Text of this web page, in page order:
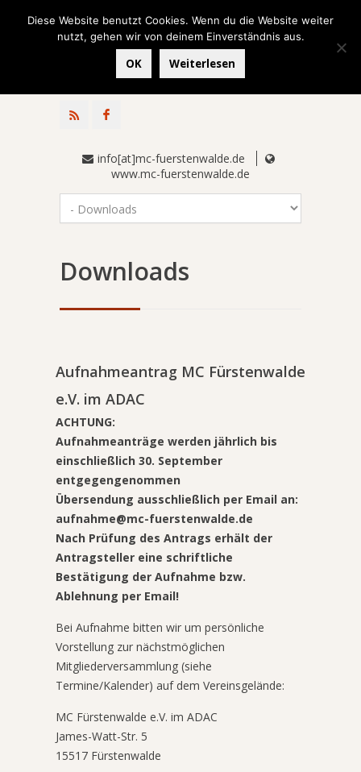
info[at]mc-fuerstenwalde.de
www.mc-fuerstenwalde.de
Downloads
Aufnahmeantrag MC Fürstenwalde
e.V. im ADAC
ACHTUNG:
Aufnahmeanträge werden jährlich bis
einschließlich 30. September
entgegengenommen
Übersendung ausschließlich per Email an:
aufnahme@mc-fuerstenwalde.de
Nach Prüfung des Antrags erhält der
Antragsteller eine schriftliche
Bestätigung der Aufnahme bzw.
Ablehnung per Email!
Bei Aufnahme bitten wir um persönliche
Vorstellung zur nächstmöglichen
Mitgliederversammlung (siehe
Termine/Kalender) auf dem Vereinsgelände:
MC Fürstenwalde e.V. im ADAC
James-Watt-Str. 5
15517 Fürstenwalde
Diese Website benutzt Cookies. Wenn du die Website weiter
nutzt, gehen wir von deinem Einverständnis aus.
OK Weiterlesen